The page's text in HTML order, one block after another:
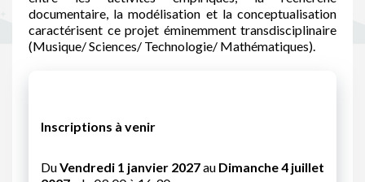
documentaire, la modélisation et la conceptualisation
caractérisent ce projet éminemment transdisciplinaire
(Musique/ Sciences/ Technologie/ Mathématiques).
Inscriptions à venir
DuVendredi 1 janvier 2027au Dimanche 4 juillet